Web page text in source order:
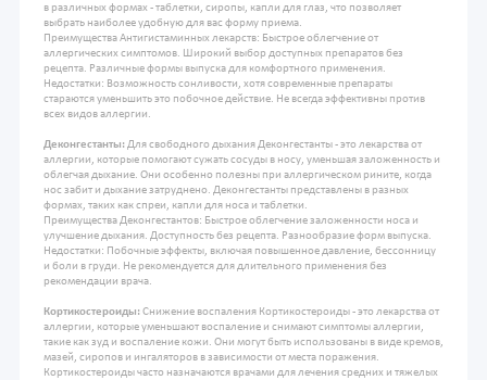
в различных формах - таблетки, сиропы, капли для глаз, что позволяет
выбрать наиболее удобную для вас форму приема.
Преимущества Антигистаминных лекарств: Быстрое облегчение от
аллергических симптомов. Широкий выбор доступных препаратов без
рецепта. Различные формы выпуска для комфортного применения.
Недостатки: Возможность сонливости, хотя современные препараты
стараются уменьшить это побочное действие. Не всегда эффективны против
всех видов аллергии.
Деконгестанты: Для свободного дыхания Деконгестанты - это лекарства от
аллергии, которые помогают сужать сосуды в носу, уменьшая заложенность и
облегчая дыхание. Они особенно полезны при аллергическом рините, когда
нос забит и дыхание затруднено. Деконгестанты представлены в разных
формах, таких как спреи, капли для носа и таблетки.
Преимущества Деконгестантов: Быстрое облегчение заложенности носа и
улучшение дыхания. Доступность без рецепта. Разнообразие форм выпуска.
Недостатки: Побочные эффекты, включая повышенное давление, бессонницу
и боли в груди. Не рекомендуется для длительного применения без
рекомендации врача.
Кортикостероиды: Снижение воспаления Кортикостероиды - это лекарства от
аллергии, которые уменьшают воспаление и снимают симптомы аллергии,
такие как зуд и воспаление кожи. Они могут быть использованы в виде кремов,
мазей, сиропов и ингаляторов в зависимости от места поражения.
Кортикостероиды часто назначаются врачами для лечения средних и тяжелых